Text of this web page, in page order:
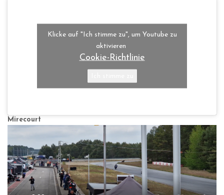
Klicke auf "Ich stimme zu", um Youtube zu
aktivieren
Cookie-Richtlinie
Mirecourt